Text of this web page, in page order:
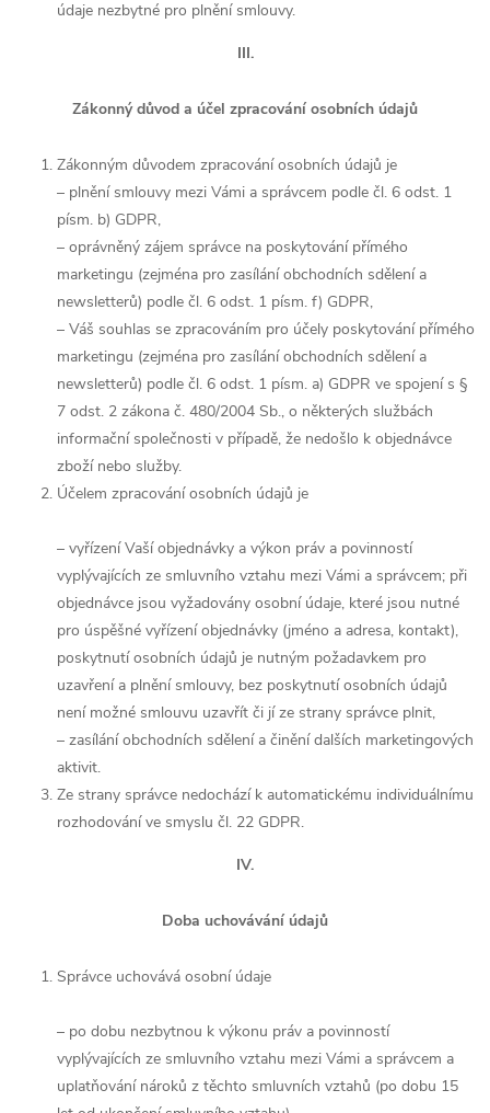
údaje nezbytné pro plnění smlouvy.
III.
Zákonný důvod a účel zpracování osobních údajů
Zákonným důvodem zpracování osobních údajů je
– plnění smlouvy mezi Vámi a správcem podle čl. 6 odst. 1
písm. b) GDPR,
– oprávněný zájem správce na poskytování přímého
marketingu (zejména pro zasílání obchodních sdělení a
newsletterů) podle čl. 6 odst. 1 písm. f) GDPR,
– Váš souhlas se zpracováním pro účely poskytování přímého
marketingu (zejména pro zasílání obchodních sdělení a
newsletterů) podle čl. 6 odst. 1 písm. a) GDPR ve spojení s §
7 odst. 2 zákona č. 480/2004 Sb., o některých službách
informační společnosti v případě, že nedošlo k objednávce
zboží nebo služby.
Účelem zpracování osobních údajů je
– vyřízení Vaší objednávky a výkon práv a povinností
vyplývajících ze smluvního vztahu mezi Vámi a správcem; při
objednávce jsou vyžadovány osobní údaje, které jsou nutné
pro úspěšné vyřízení objednávky (jméno a adresa, kontakt),
poskytnutí osobních údajů je nutným požadavkem pro
uzavření a plnění smlouvy, bez poskytnutí osobních údajů
není možné smlouvu uzavřít či jí ze strany správce plnit,
– zasílání obchodních sdělení a činění dalších marketingových
aktivit.
Ze strany správce nedochází k automatickému individuálnímu
rozhodování ve smyslu čl. 22 GDPR.
IV.
Doba uchovávání údajů
Správce uchovává osobní údaje
– po dobu nezbytnou k výkonu práv a povinností
vyplývajících ze smluvního vztahu mezi Vámi a správcem a
uplatňování nároků z těchto smluvních vztahů (po dobu 15